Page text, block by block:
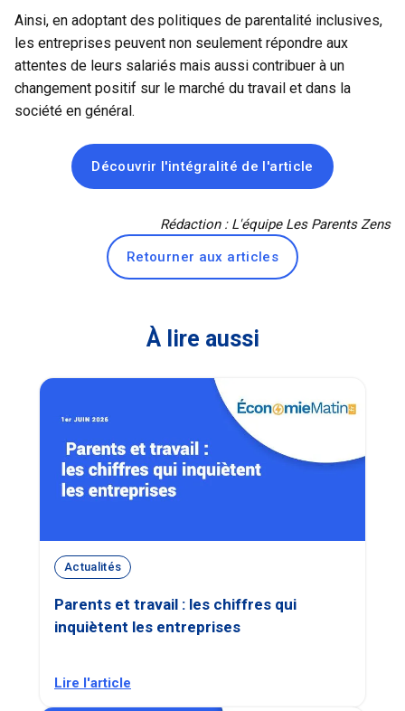
Ainsi, en adoptant des politiques de parentalité inclusives,
les entreprises peuvent non seulement répondre aux
attentes de leurs salariés mais aussi contribuer à un
changement positif sur le marché du travail et dans la
société en général.
Découvrir l'intégralité de l'article
Rédaction : L'équipe Les Parents Zens
Retourner aux articles
À lire aussi
Actualités
Parents et travail : les chiffres qui
inquiètent les entreprises
Lire l'article